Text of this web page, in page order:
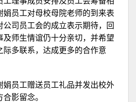
娟员工对母校母院老师的到来表
公司员工会的成立表示期待，回
及师生情谊仍十分亲切，并希望
际多联系，达成更多的合作意
娟员工赠送员工礼品并发出校外
影留念。